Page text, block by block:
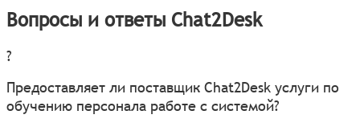
Вопросы и ответы Chat2Desk
?
Предоставляет ли поставщик Chat2Desk услуги по
обучению персонала работе с системой?